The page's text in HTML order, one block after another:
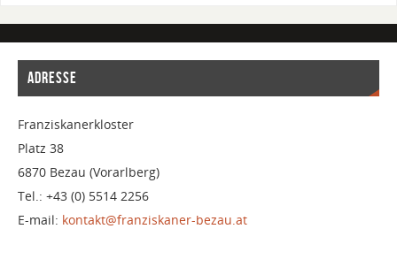
ADRESSE
Franziskanerkloster
Platz 38
6870 Bezau (Vorarlberg)
Tel.: +43 (0) 5514 2256
E-mail: kontakt@franziskaner-bezau.at